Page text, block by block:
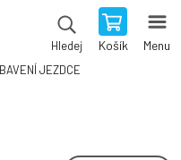
Hledej Košík Menu
JEZDCE